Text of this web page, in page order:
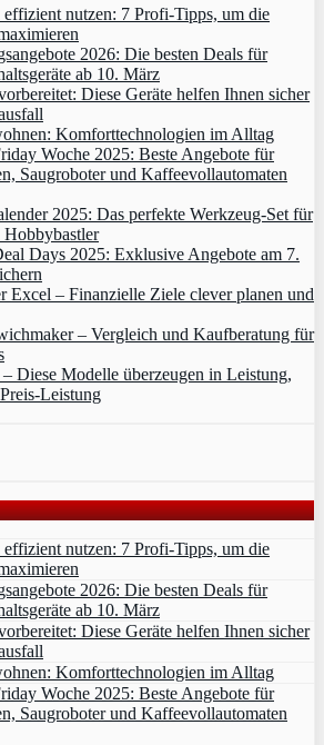
nutzen: 7 Profi-Tipps, um die
2026: Die besten Deals für
ab 10. März
Diese Geräte helfen Ihnen sicher
Komforttechnologien im Alltag
Woche 2025: Beste Angebote für
Saugroboter und Kaffeevollautomaten
2025: Das perfekte Werkzeug-Set für
Days 2025: Exklusive Angebote am 7.
Excel – Finanzielle Ziele clever planen und
– Vergleich und Kaufberatung für
Diese Modelle überzeugen in Leistung,
Leistung
nutzen: 7 Profi-Tipps, um die
2026: Die besten Deals für
ab 10. März
Diese Geräte helfen Ihnen sicher
Komforttechnologien im Alltag
Woche 2025: Beste Angebote für
Saugroboter und Kaffeevollautomaten